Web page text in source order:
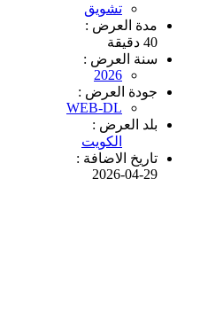
تشويق
مدة العرض :
40 دقيقة
سنة العرض :
2026
جودة العرض :
WEB-DL
بلد العرض :
الكويت
تاريخ الاضافة :
2026-04-29